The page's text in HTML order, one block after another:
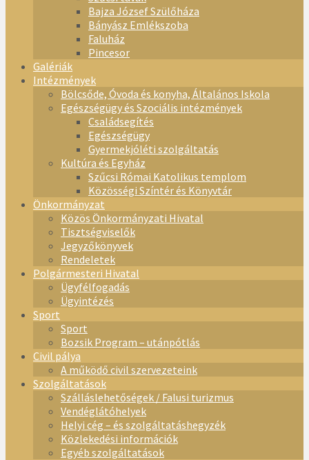
Bajza József Szülőháza
Bányász Emlékszoba
Faluház
Pincesor
Galériák
Intézmények
Bölcsőde, Óvoda és konyha, Általános Iskola
Egészségügy és Szociális intézmények
Családsegítés
Egészségügy
Gyermekjóléti szolgáltatás
Kultúra és Egyház
Szűcsi Római Katolikus templom
Közösségi Színtér és Könyvtár
Önkormányzat
Közös Önkormányzati Hivatal
Tisztségviselők
Jegyzőkönyvek
Rendeletek
Polgármesteri Hivatal
Ügyfélfogadás
Ügyintézés
Sport
Sport
Bozsik Program – utánpótlás
Civil pálya
A működő civil szervezeteink
Szolgáltatások
Szálláslehetőségek / Falusi turizmus
Vendéglátóhelyek
Helyi cég – és szolgáltatáshegyzék
Közlekedési információk
Egyéb szolgáltatások